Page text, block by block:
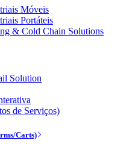
Móveis
Portáteis
& Cold Chain Solutions
Solution
de Serviços)
Carts)